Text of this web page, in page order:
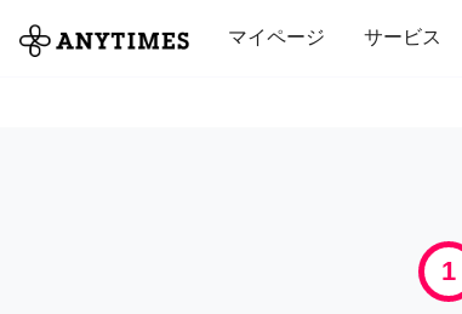
マイページ サービス
全て 修理・組立 家事
1